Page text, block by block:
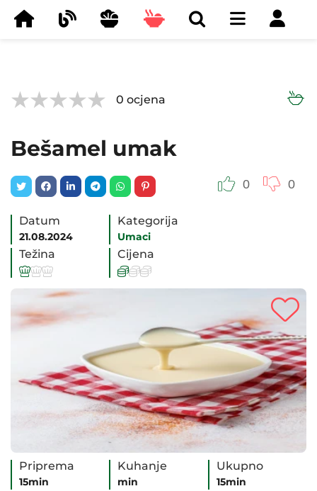


 0 ocjena
Bešamel umak
0 0
Datum
21.08.2024
Kategorija
Umaci
Težina



Cijena



Priprema
15min
Kuhanje
min
Ukupno
15min